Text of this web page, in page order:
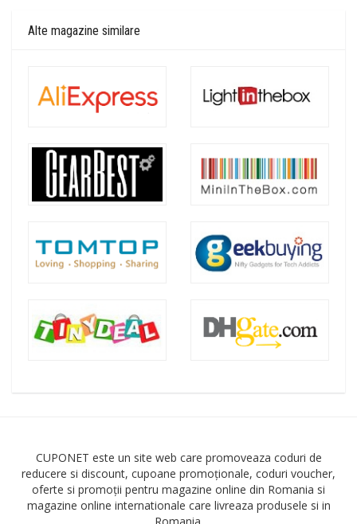
Alte magazine similare
CUPONET este un site web care promoveaza coduri de
reducere si discount, cupoane promoționale, coduri voucher,
oferte si promoții pentru magazine online din Romania si
magazine online internationale care livreaza produsele si in